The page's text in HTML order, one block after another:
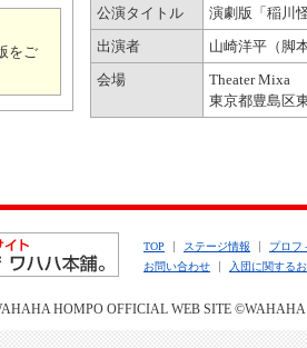
をご
公演タイトル
演劇版「稲川
出演者
山崎洋平（脚
会場
Theater Mixa
東京都豊島区
TOP ステージ情報 プロフ
お問い合わせ
入団に関する
HOMPO OFFICIAL WEB SITE ©WAHAHA